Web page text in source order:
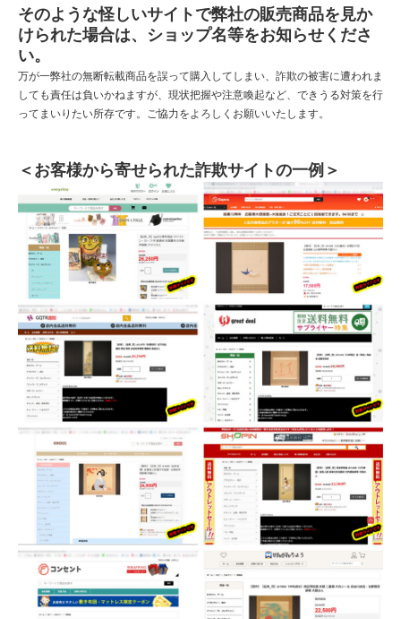
そのような怪しいサイトで弊社の販売商品を見か
けられた場合は、ショップ名等をお知らせくださ
い。
万が一弊社の無断転載商品を誤って購入してしまい、詐欺の被害に遭われま
しても責任は負いかねますが、現状把握や注意喚起など、できうる対策を行
ってまいりたい所存です。ご協力をよろしくお願いいたします。
＜お客様から寄せられた詐欺サイトの一例＞